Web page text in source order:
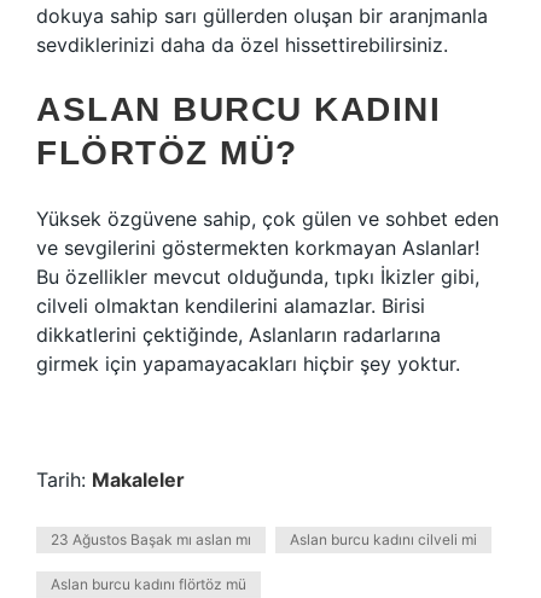
dokuya sahip sarı güllerden oluşan bir aranjmanla
sevdiklerinizi daha da özel hissettirebilirsiniz.
ASLAN BURCU KADINI
FLÖRTÖZ MÜ?
Yüksek özgüvene sahip, çok gülen ve sohbet eden
ve sevgilerini göstermekten korkmayan Aslanlar!
Bu özellikler mevcut olduğunda, tıpkı İkizler gibi,
cilveli olmaktan kendilerini alamazlar. Birisi
dikkatlerini çektiğinde, Aslanların radarlarına
girmek için yapamayacakları hiçbir şey yoktur.
Tarih: Makaleler
23 Ağustos Başak mı aslan mı Aslan burcu kadını cilveli mi
Aslan burcu kadını flörtöz mü